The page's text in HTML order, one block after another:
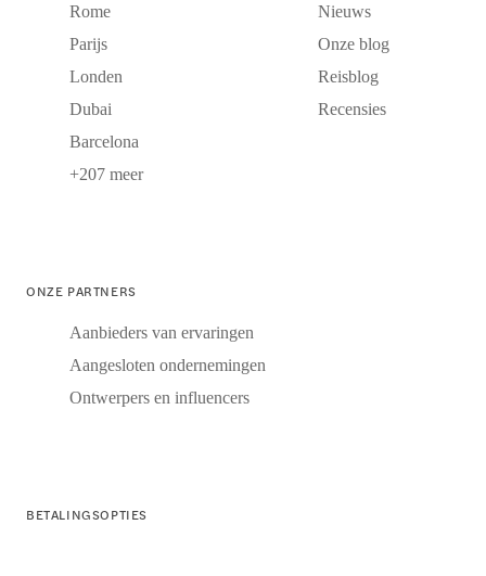
Rome
Parijs
Londen
Dubai
Barcelona
+207 meer
Nieuws
Onze blog
Reisblog
Recensies
ONZE PARTNERS
Aanbieders van ervaringen
Aangesloten ondernemingen
Ontwerpers en influencers
BETALINGSOPTIES